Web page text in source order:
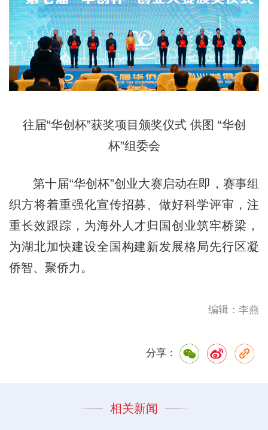
往届“华创杯”获奖项目颁奖仪式 供图 “华创
杯”组委会
第十届“华创杯”创业大赛启动在即，赛事组
织方将着重强化宣传招募、做好科学评审，注
重长效跟踪，为海外人才归国创业筑牢桥梁，
为湖北加快建设全国构建新发展格局先行区凝
侨智、聚侨力。
编辑：李燕
分享：
相关新闻